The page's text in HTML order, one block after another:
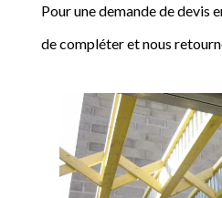
Pour une demande de devis
de compléter et nous